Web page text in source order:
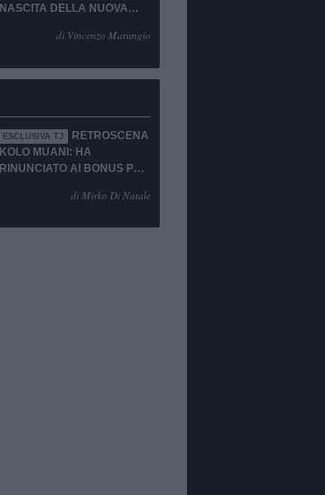
NASCITA DELLA NUOVA
di Vincenzo Marangio
ESCLUSIVA TJ
RETROSCENA
KOLO MUANI: HA
RINUNCIATO AI BONUS PUR
di Mirko Di Natale